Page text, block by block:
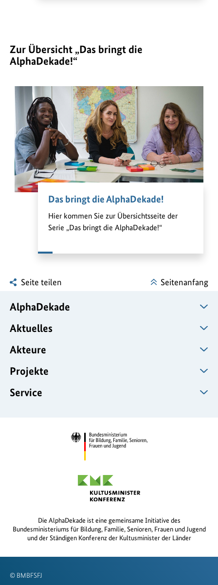
Zur Übersicht „Das bringt die
AlphaDekade!“
Das bringt die AlphaDekade!
Hier kommen Sie zur Übersichtsseite der
Serie „Das bringt die AlphaDekade!“
Seite teilen Seitenanfang
AlphaDekade
Aktuelles
Akteure
Projekte
Service
Die AlphaDekade ist eine gemeinsame Initiative des
Bundesministeriums für Bildung, Familie, Senioren, Frauen und Jugend
und der Ständigen Konferenz der Kultusminister der Länder
© BMBFSFJ